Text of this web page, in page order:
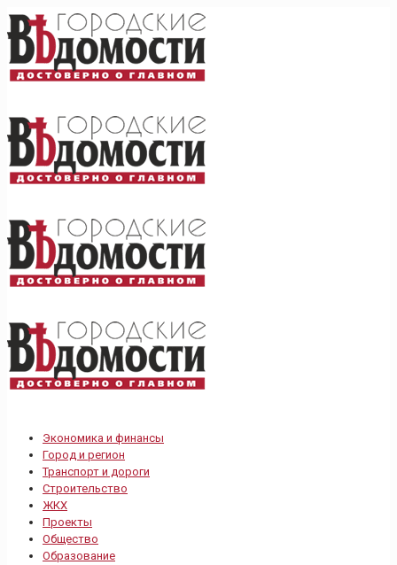
Экономика и финансы
Город и регион
Транспорт и дороги
Строительство
ЖКХ
Проекты
Общество
Образование